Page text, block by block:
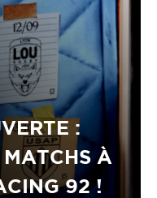
:
MATCHS À
92 !